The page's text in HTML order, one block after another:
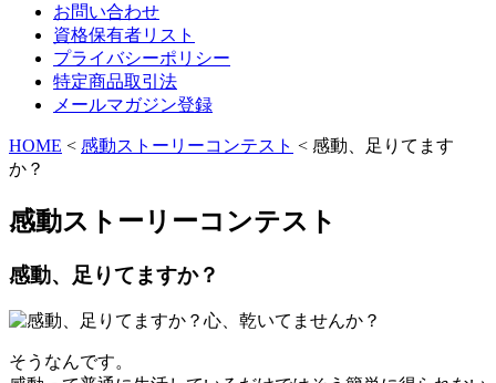
お問い合わせ
資格保有者リスト
プライバシーポリシー
特定商品取引法
メールマガジン登録
HOME < 感動ストーリーコンテスト < 感動、足りてます
か？
感動ストーリーコンテスト
感動、足りてますか？
そうなんです。